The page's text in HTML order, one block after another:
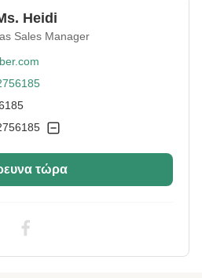
τα παρασκευασμένα από νήματα
Heidi
Sales Manager
τώρα